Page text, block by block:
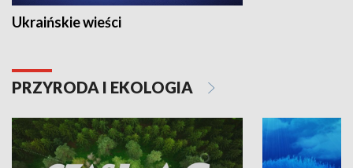
Ukraińskie wieści
PRZYRODA I EKOLOGIA